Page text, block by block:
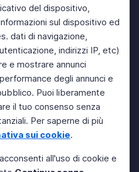
del dispositivo,
sul dispositivo ed
dati di navigazione,
indirizzi IP, etc)
e mostrare annunci
degli annunci e
Puoi liberamente
il tuo consenso senza
Per saperne di più
sui cookie.
all'uso di cookie e